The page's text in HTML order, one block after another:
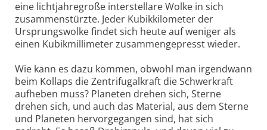
eine lichtjahregroße interstellare Wolke in sich
zusammenstürzte. Jeder Kubikkilometer der
Ursprungswolke findet sich heute auf weniger als
einen Kubikmillimeter zusammengepresst wieder.
Wie kann es dazu kommen, obwohl man irgendwann
beim Kollaps die Zentrifugalkraft die Schwerkraft
aufheben muss? Planeten drehen sich, Sterne
drehen sich, und auch das Material, aus dem Sterne
und Planeten hervorgegangen sind, hat sich